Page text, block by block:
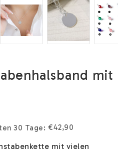
mit
30 Tage €42,90
mit vielen